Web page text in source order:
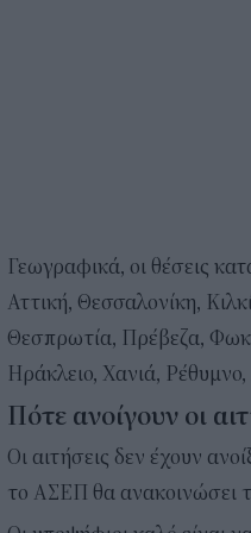
Γεωγραφικά, οι θέσεις
Αττική, Θεσσαλονίκη,
Θεσπρωτία, Πρέβεζα,
Ηράκλειο, Χανιά,
Πότε ανοίγουν οι
Οι αιτήσεις δεν έχουν
το ΑΣΕΠ θα ανακοινώσει